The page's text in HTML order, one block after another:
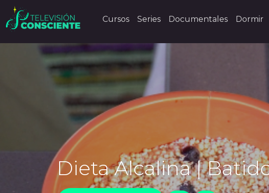
Cursos Series Documentales Dormir
Dieta Alcalina |